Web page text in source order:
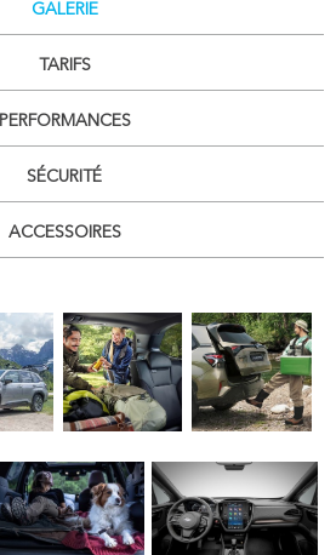
GALERIE
TARIFS
PERFORMANCES
SÉCURITÉ
ACCESSOIRES